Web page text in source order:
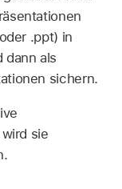
.ppt) in
dann als
sichern.
sie